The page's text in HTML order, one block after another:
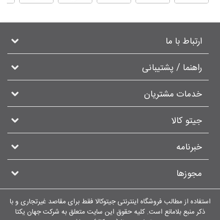
ارتباط با ما
راهنما / پشتیبانی
خدمات مشتریان
جیتو کالا
خبرنامه
مجوزها
استفاده از مطالب فروشگاه اینترنتی جیتوکالا فقط برای مقاصد غیرتجاری و با
ذکر منبع بلامانع است. کلیه حقوق این سایت متعلق به شرکت جهان یکتا